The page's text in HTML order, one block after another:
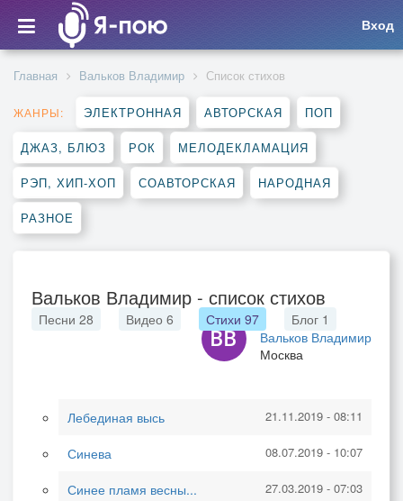
Вход
Главная Вальков Владимир Список стихов
ЖАНРЫ: ЭЛЕКТРОННАЯ АВТОРСКАЯ ПОП
ДЖАЗ, БЛЮЗ РОК МЕЛОДЕКЛАМАЦИЯ
РЭП, ХИП-ХОП СОАВТОРСКАЯ НАРОДНАЯ
РАЗНОЕ
Вальков Владимир - список стихов
Вальков Владимир
Москва
Песни 28 Видео 6 Стихи 97 Блог 1
Лебединая высь 21.11.2019 - 08:11
Синева 08.07.2019 - 10:07
Синее пламя весны... 27.03.2019 - 07:03